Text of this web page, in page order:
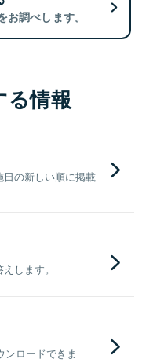
調べします。
る情報
の新しい順に掲載
します。
ンロードできま